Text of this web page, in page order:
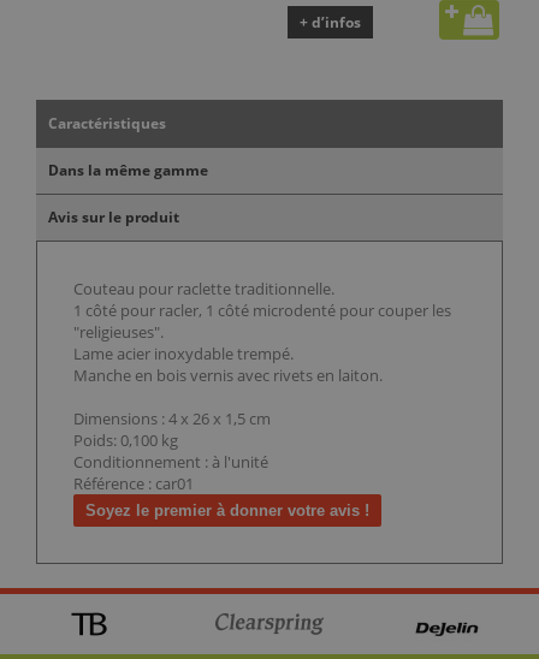
+ d’infos
Caractéristiques
Dans la même gamme
Avis sur le produit
Couteau pour raclette traditionnelle.
1 côté pour racler, 1 côté microdenté pour couper les
"religieuses".
Lame acier inoxydable trempé.
Manche en bois vernis avec rivets en laiton.
Dimensions : 4 x 26 x 1,5 cm
Poids: 0,100 kg
Conditionnement : à l'unité
Référence : car01
Soyez le premier à donner votre avis !